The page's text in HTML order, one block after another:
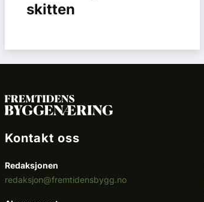
skitten
Kontakt oss
Redaksjonen
redaksjon@fremtidensbygg.no